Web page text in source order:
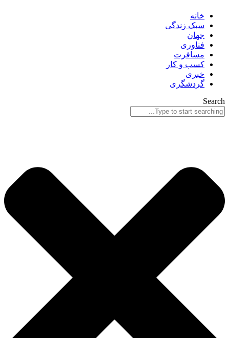
خانه
سبک زندگی
جهان
فناوری
مسافرت
کسب و کار
خبری
گردشگری
Search